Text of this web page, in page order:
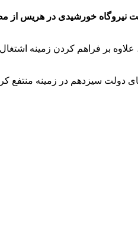
خورشیدی در هریس از
بر فراهم کردن زمینه
یورو سرمایه گذاری از جمله دستاوردهای